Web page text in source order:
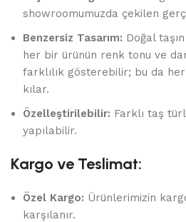
showroomumuzda çekilen
Benzersiz Tasarım: Doğal
her bir ürünün renk tonu ve
farklılık gösterebilir; bu da
kılar.
Özelleştirilebilir: Farklı taş
yapılabilir.
Kargo ve Teslimat:
Özel Kargo: Ürünlerimizin
karşılanır.